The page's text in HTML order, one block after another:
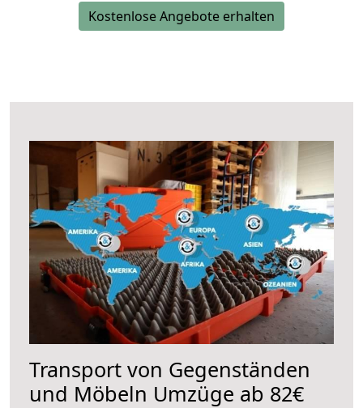
Kostenlose Angebote erhalten
Transport von Gegenständen
und Möbeln Umzüge ab 82€